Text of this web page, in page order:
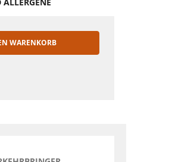
WARENKORB